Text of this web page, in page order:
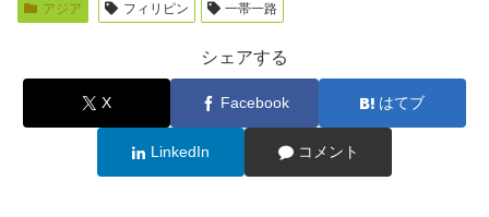
アジア フィリピン 一帯一路
シェアする
X Facebook はてブ
LinkedIn コメント